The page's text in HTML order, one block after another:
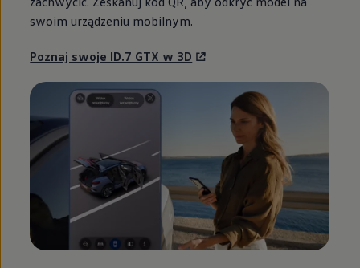
swoim urządzeniu mobilnym.
Poznaj swoje ID.7 GTX w 3D